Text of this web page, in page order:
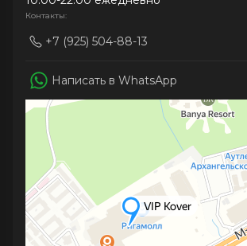
Контакты:
+7 (925) 504-88-13
Написать в WhatsApp